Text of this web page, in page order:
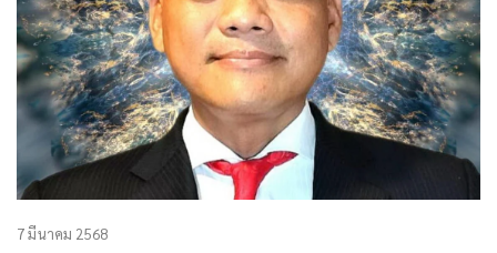
7 มีนาคม 2568